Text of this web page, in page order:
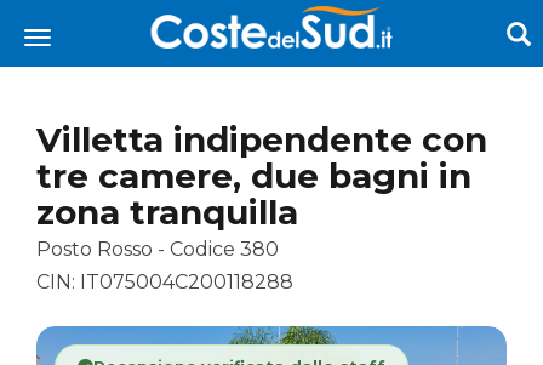
Villetta indipendente con
tre camere, due bagni in
zona tranquilla
Posto Rosso - Codice 380
CIN: IT075004C200118288